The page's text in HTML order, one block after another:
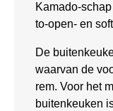
Kamado-
to-open- en
De
waarvan de
rem. Voor het
buitenkeuken